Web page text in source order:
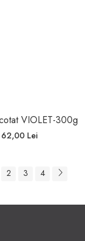
VIOLET-300g
62,00 Lei
2 3 4